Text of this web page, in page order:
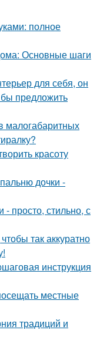
полное
Основные шаги
для себя, он
предложить
малогабаритных
красоту
дочки -
просто, стильно, с
так аккуратно
инструкция
местные
традиций и